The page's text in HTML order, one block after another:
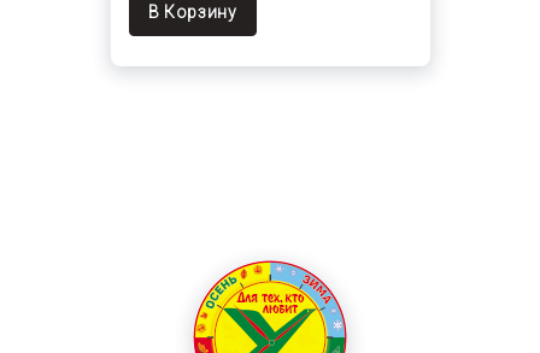
В Корзину